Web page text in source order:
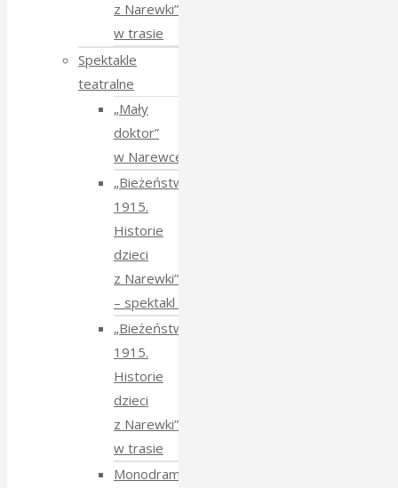
z Narewki”
w trasie
Spektakle
teatralne
„Mały
doktor”
w Narewce
„Bieżeństwo
1915.
Historie
dzieci
z Narewki”
⁠–⁠ spektakl teatralny
„Bieżeństwo
1915.
Historie
dzieci
z Narewki”
w trasie
Monodram